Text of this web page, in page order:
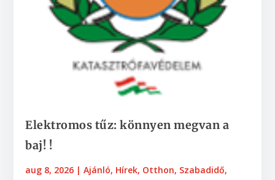
Elektromos tűz: könnyen megvan a
baj! !
aug 8, 2026 |Ajánló, Hírek, Otthon, Szabadidő,